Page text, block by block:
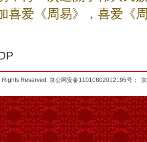
喜爱《周易》，喜爱《
Reserved 京公网安备11010802012195号； 京